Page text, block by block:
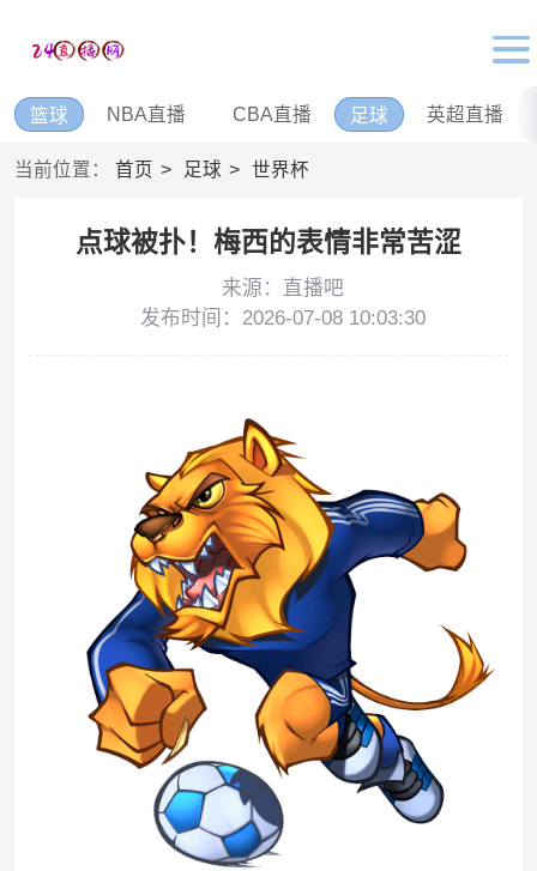
篮球 NBA直播 CBA直播 足球 英超直播
当前位置： 首页 足球 世界杯
点球被扑！梅西的表情非常苦涩
来源：直播吧
发布时间：2026-07-08 10:03:30